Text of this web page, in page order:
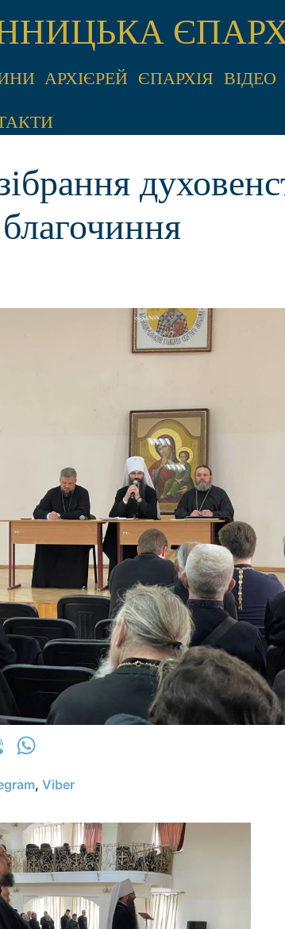
АРХІЄРЕЙ ЄПАРХІЯ ВІДЕО
2022
Viber
, Viber